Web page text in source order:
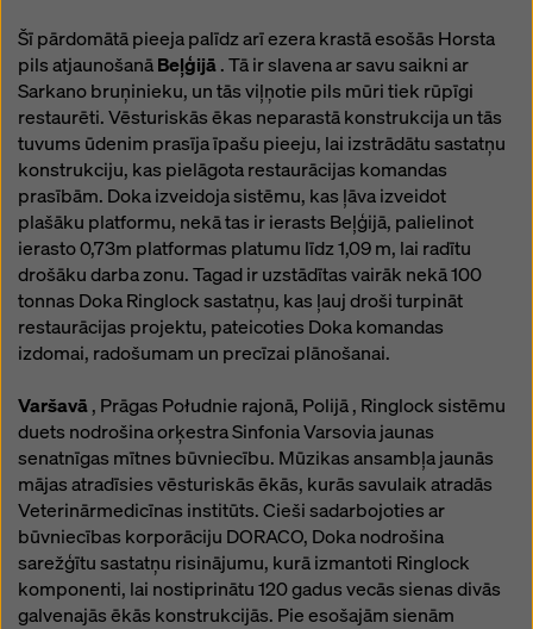
Šī pārdomātā pieeja palīdz arī ezera krastā esošās Horsta
pils atjaunošanāBeļģijā. Tā ir slavena ar savu saikni ar
Sarkano bruņinieku, un tās viļņotie pils mūri tiek rūpīgi
restaurēti. Vēsturiskās ēkas neparastā konstrukcija un tās
tuvums ūdenim prasīja īpašu pieeju, lai izstrādātu sastatņu
konstrukciju, kas pielāgota restaurācijas komandas
prasībām. Doka izveidoja sistēmu, kas ļāva izveidot
plašāku platformu, nekā tas ir ierasts Beļģijā, palielinot
ierasto 0,73m platformas platumu līdz 1,09 m, lai radītu
drošāku darba zonu. Tagad ir uzstādītas vairāk nekā 100
tonnas Doka Ringlock sastatņu, kas ļauj droši turpināt
restaurācijas projektu, pateicoties Doka komandas
izdomai, radošumam un precīzai plānošanai.
Varšavā, Prāgas Południe rajonā, Polijā , Ringlock sistēmu
duets nodrošina orķestra Sinfonia Varsovia jaunas
senatnīgas mītnes būvniecību. Mūzikas ansambļa jaunās
mājas atradīsies vēsturiskās ēkās, kurās savulaik atradās
Veterinārmedicīnas institūts. Cieši sadarbojoties ar
būvniecības korporāciju DORACO, Doka nodrošina
sarežģītu sastatņu risinājumu, kurā izmantoti Ringlock
komponenti, lai nostiprinātu 120 gadus vecās sienas divās
galvenajās ēkās konstrukcijās. Pie esošajām sienām